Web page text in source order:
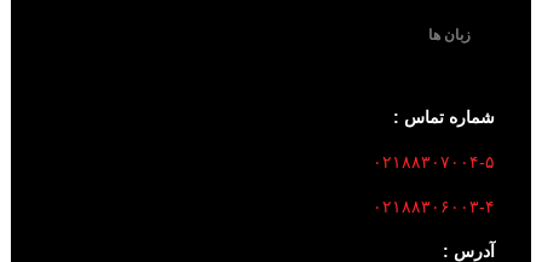
زبان ها
شماره تماس :
۰۲۱۸۸۳۰۷۰۰۴-۵
۰۲۱۸۸۳۰۶۰۰۳-۴
آدرس :